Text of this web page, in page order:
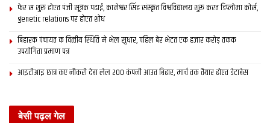
फेर स शुरू होएत पंजी सूत्रक पढाई, कामेश्वर सिंह संस्कृत विश्वविद्यालय शुरू करत डिप्लोमा कोर्स,
genetic relations पर होएत शोध
बिहारक पंचायत क वित्‍तीय स्थिति मे भेल सुधार, पहिल बेर भेटत एक हजार करोड़ तकक
उपयोगिता प्रमाण पत्र
आइटीआइ छात्र कए नौकरी देबा लेल 200 कंपनी आउत बिहार, मार्च तक तैयार होएत डेटाबेस
बेसी पढ़ल गेल